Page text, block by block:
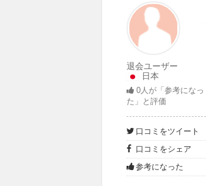
退会ユーザー
日本
0人が「参考になっ
た」と評価
口コミをツイート
口コミをシェア
参考になった